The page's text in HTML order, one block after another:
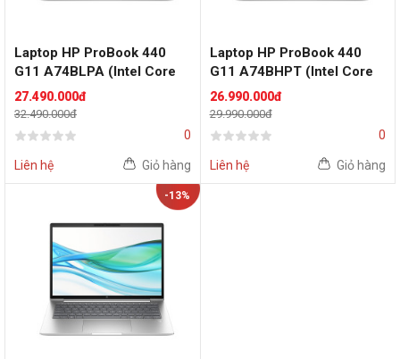
Laptop HP ProBook 440
G11 A74BLPA (Intel Core
Ultra 7 155H | 16GB | 512GB
| Intel Arc | 14 inch WUXGA
| Cảm ứng | Win 11 | Bạc)
27.490.000đ
32.490.000đ
0
Liên hệ Giỏ hàng
Laptop HP ProBook 440
G11 A74BHPT (Intel Core
Ultra 7 155U | 16GB | 512GB
| Intel Graphics | 14 inch
WUXGA | Win 11 | Bạc)
26.990.000đ
29.990.000đ
0
Liên hệ Giỏ hàng
-13%